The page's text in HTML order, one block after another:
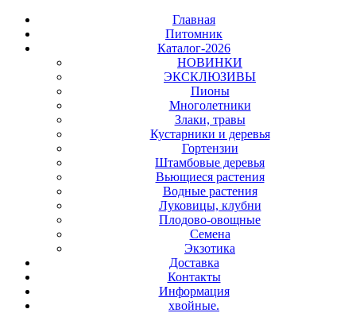
Главная
Питомник
Каталог-2026
НОВИНКИ
ЭКСКЛЮЗИВЫ
Пионы
Многолетники
Злаки, травы
Кустарники и деревья
Гортензии
Штамбовые деревья
Вьющиеся растения
Водные растения
Луковицы, клубни
Плодово-овощные
Семена
Экзотика
Доставка
Контакты
Информация
хвойные.